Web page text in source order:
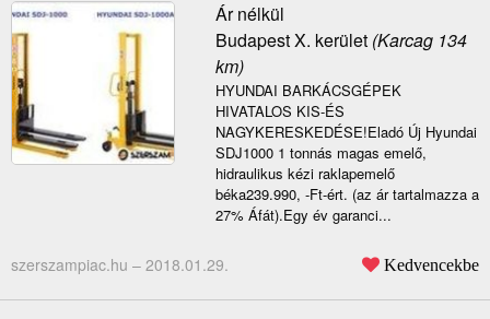
Ár nélkül
Budapest X. kerület(Karcag 134
km)
HYUNDAI BARKÁCSGÉPEK
HIVATALOS KIS-ÉS
NAGYKERESKEDÉSE!Eladó Új Hyundai
SDJ1000 1 tonnás magas emelő,
hidraulikus kézi raklapemelő
béka239.990, -Ft-ért. (az ár tartalmazza a
27% Áfát).Egy év garanci...
szerszampiac.hu – 2018.01.29. Kedvencekbe